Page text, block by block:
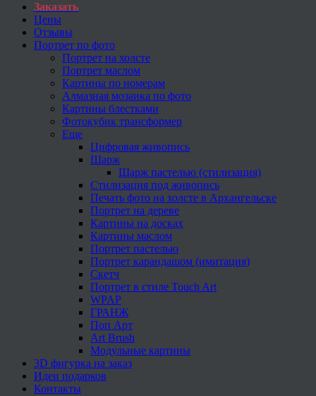
Заказать
Цены
Отзывы
Портрет по фото
Портрет на холсте
Портрет маслом
Картины по номерам
Алмазная мозаика по фото
Картины блестками
Фотокубик трансформер
Еще
Цифровая живопись
Шарж
Шарж пастелью (стилизация)
Стилизация под живопись
Печать фото на холсте в Архангельске
Портрет на дереве
Картины на досках
Картины маслом
Портрет пастелью
Портрет карандашом (имитация)
Скетч
Портрет в стиле Touch Art
WPAP
ГРАНЖ
Поп Арт
Art Brush
Модульные картины
3D фигурка на заказ
Идеи подарков
Контакты